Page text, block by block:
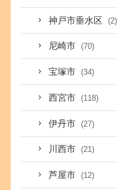
神戸市垂水区 (2)
尼崎市 (70)
宝塚市 (34)
西宮市 (118)
伊丹市 (27)
川西市 (21)
芦屋市 (12)